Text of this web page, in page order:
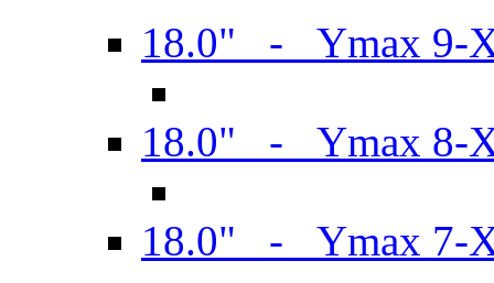
18.0" - Ymax 9-
18.0" - Ymax 8-
18.0" - Ymax 7-